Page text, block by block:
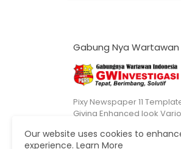
Gabung Nya
Pixy Newspaper 11
Giving Enhanced look
Our website uses cookies to
experience. Learn More